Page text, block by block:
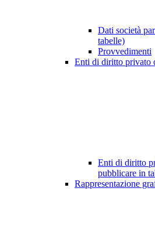
Dati società
tabelle)
Provvedimenti
Enti di diritto privato
Enti di diritto
pubblicare in
Rappresentazione